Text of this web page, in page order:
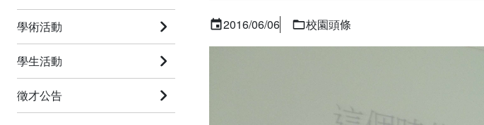
學術活動
學生活動
徵才公告
2016/06/06 校園頭條